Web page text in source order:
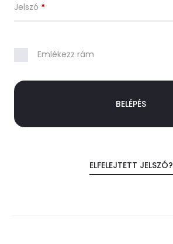
l
é
s
k
Jelszó *Kötelező
Emlékezz rám
BELÉPÉS
ELFELEJTETT JELSZÓ?